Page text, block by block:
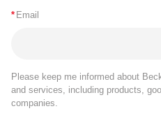
* Email
Please keep me informed about
and services, including products,
companies.